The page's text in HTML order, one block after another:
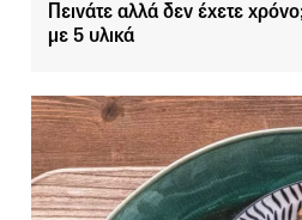
Πεινάτε αλλά δεν έχετε
με 5 υλικά